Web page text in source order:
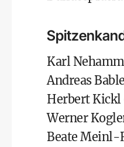
Karl
Andreas
Herbert Kickl
Werner
Beate Meinl-